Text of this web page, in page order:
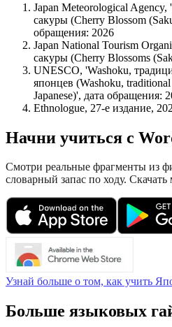
Japan Meteorological
сакуры (Cherry Blossom
обращения: 2026
Japan National Tourism
сакуры (Cherry Blossoms
UNESCO, 'Washoku,
японцев (Washoku,
Japanese)', дата обращения:
Ethnologue, 27-е издание,
Начни учиться с
Смотри реальные фрагменты из
словарный запас по ходу.
Узнай больше о том, как учить
Больше языковых